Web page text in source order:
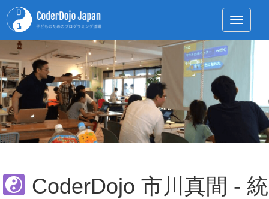
Toggle
CoderDojo 市川真間 - 統